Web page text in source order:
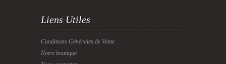
Liens Utiles
Conditions Générales de Vente
Notre boutique